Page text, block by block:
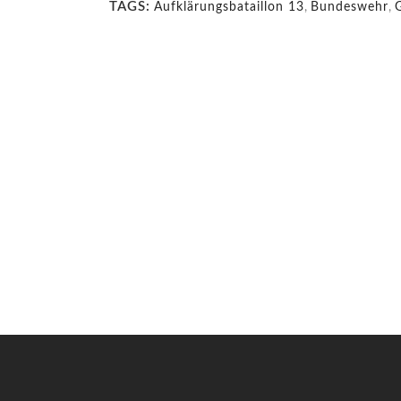
TAGS: Aufklärungsbataillon 13, Bundeswehr,